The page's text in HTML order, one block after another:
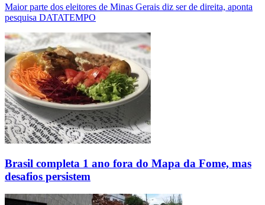
Maior parte dos eleitores de Minas Gerais diz ser de direita, aponta
pesquisa DATATEMPO
Brasil completa 1 ano fora do Mapa da Fome, mas
desafios persistem